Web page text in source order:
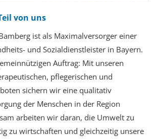
von uns
ist als Maximalversorger einer
und Sozialdienstleister in Bayern.
Auftrag: Mit unseren
pflegerischen und
sichern wir eine qualitativ
der Menschen in der Region
arbeiten wir daran, die Umwelt zu
zu wirtschaften und gleichzeitig unsere